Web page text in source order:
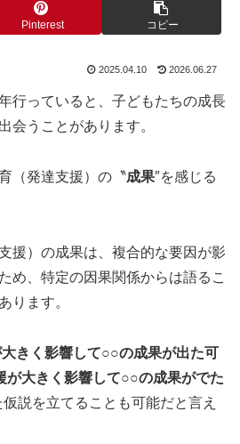
Pinterest コピー
2025.04.10 2026.06.27
行っていると、子どもたちの成長
会うことがあります。
（発達支援）の〝成果″を感じる
援）の成果は、複合的な要因が影
め、特定の因果関係からは語るこ
ります。
きく影響して○○の成果が出た可
が大きく影響して○○の成果がでた
仮説を立てることも可能だと言え